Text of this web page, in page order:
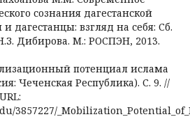
сознания дагестанской
дагестанцы: взгляд на себя: Сб.
Дибирова. М.: РОСПЭН, 2013.
потенциал ислама
Чеченская Республика). С. 9. //
3857227/